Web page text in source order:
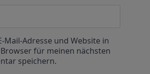
Mail-Adresse und Website in
für meinen nächsten
speichern.